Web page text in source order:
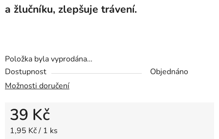
a žlučníku, zlepšuje trávení.
Položka byla vyprodána…
Dostupnost
Objednáno
Možnosti doručení
39 Kč
Měrná cena:
1,95 Kč / 1 ks